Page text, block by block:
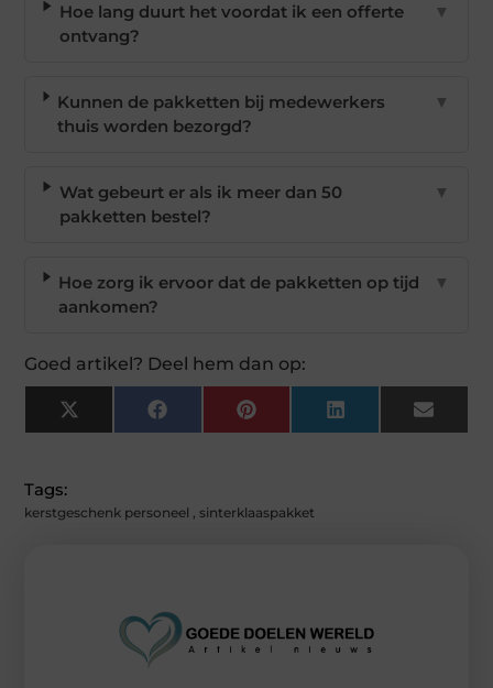
Hoe lang duurt het voordat ik een offerte
ontvang?
▼
Kunnen de pakketten bij medewerkers
thuis worden bezorgd?
▼
Wat gebeurt er als ik meer dan 50
pakketten bestel?
▼
Hoe zorg ik ervoor dat de pakketten op tijd
aankomen?
▼
Goed artikel? Deel hem dan op:
X
(Twitter)
FacebookPinterest LinkedIn Email
Tags:
kerstgeschenk personeel ,sinterklaaspakket